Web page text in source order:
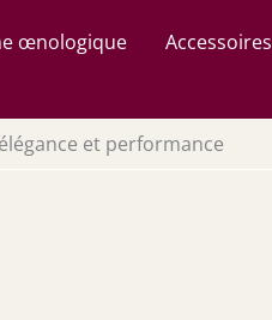
œnologique Accessoires
et performance